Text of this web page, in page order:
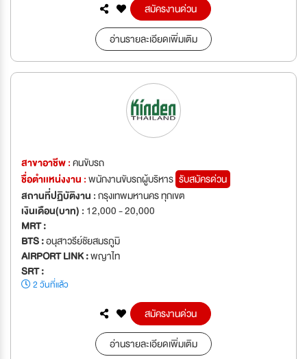
สมัครงานด่วน
อ่านรายละเอียดเพิ่มเติม
สาขาอาชีพ :คนขับรถ
ชื่อตำเเหน่งงาน :พนักงานขับรถผู้บริหาร รับสมัครด่วน
สถานที่ปฏิบัติงาน :กรุงเทพมหานคร ทุกเขต
เงินเดือน(บาท) : 12,000 - 20,000
MRT :
BTS :อนุสาวรีย์ชัยสมรภูมิ
AIRPORT LINK :พญาไท
SRT :
2 วันที่แล้ว
สมัครงานด่วน
อ่านรายละเอียดเพิ่มเติม